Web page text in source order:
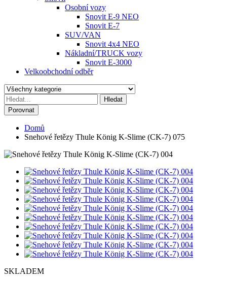
Osobní vozy
Snovit E-9 NEO
Snovit E-7
SUV/VAN
Snovit 4x4 NEO
Nákladní/TRUCK vozy
Snovit E-3000
Velkoobchodní odběr
Hledat
Porovnat
Domů
Snehové řetězy Thule König K-Slime (CK-7) 075
SKLADEM